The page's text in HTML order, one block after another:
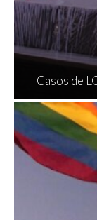
Casos de